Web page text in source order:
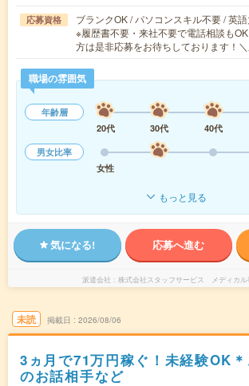
応募資格
ブランクOK / パソコンスキル不要 / 英
※履歴書不要・来社不要で電話相談も
方は是非応募をお待ちしております！
職場の雰囲気
年齢層
20代
30代 40代
男女比率
女性
もっと見る
気になる! 応募へ進む
派遣会社 株式会社スタッフサービス メディカル
未読 掲載日 2026/08/06
3ヵ月で71万円稼ぐ！未経験OK
のお話相手など